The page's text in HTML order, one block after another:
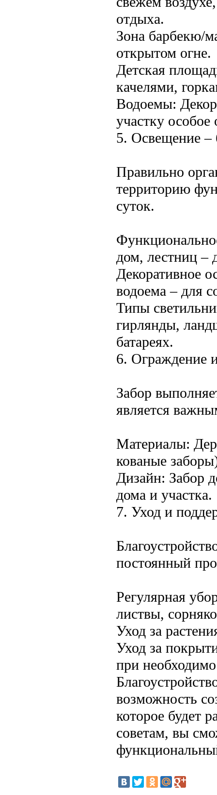
отдыха.
Зона барбекю/
открытом огне.
Детская
качелями,
Водоемы:
участку особое
5. Освещение –
Правильно
территорию
суток.
дом, лестниц –
Декоративное
водоема – для
Типы
гирлянды,
батареях.
6. Ограждение
Забор
является
Материалы:
кованые
Дизайн: Забор
дома и участка.
7. Уход и
постоянный
Регулярная
листвы,
Уход за
Уход за
при
возможность
которое будет
советам, вы